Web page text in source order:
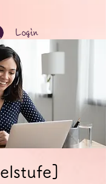
Login